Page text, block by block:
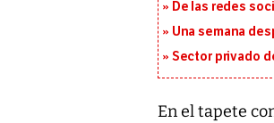
De las redes
Una semana
Sector privado
En el tapete